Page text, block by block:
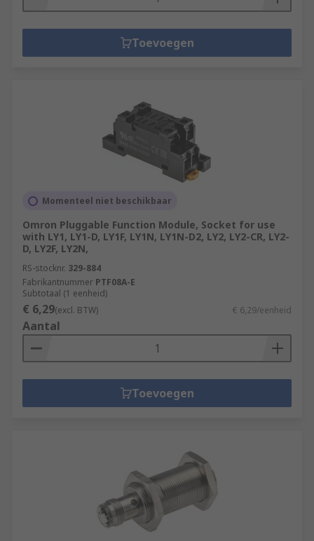
Toevoegen
Momenteel niet beschikbaar
Omron Pluggable Function Module, Socket for use
with LY1, LY1-D, LY1F, LY1N, LY1N-D2, LY2, LY2-CR, LY2-
D, LY2F, LY2N,
RS-stocknr. 329-884
Fabrikantnummer PTF08A-E
Subtotaal (1 eenheid)
€ 6,29(excl. BTW) € 6,29/eenheid
Aantal
Toevoegen